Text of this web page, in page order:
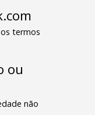
termos
ou
não